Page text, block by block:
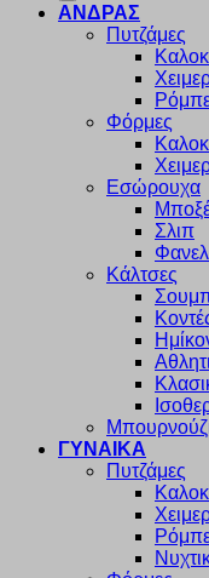
ΑΝΔΡΑΣ
Πυτζάμες
Φόρμες
Εσώρουχα
Σλιπ
Κάλτσες
ΓΥΝΑΙΚΑ
Πυτζάμες